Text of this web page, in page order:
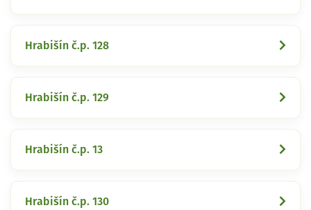
Hrabišín č.p. 128
Hrabišín č.p. 129
Hrabišín č.p. 13
Hrabišín č.p. 130